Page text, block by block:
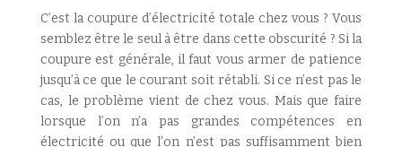
C’est la coupure d’électricité totale chez vous ? Vous
semblez être le seul à être dans cette obscurité ? Si la
coupure est générale, il faut vous armer de patience
jusqu’à ce que le courant soit rétabli. Si ce n’est pas le
cas, le problème vient de chez vous. Mais que faire
lorsque l’on n’a pas grandes compétences en
électricité ou que l’on n’est pas suffisamment bien